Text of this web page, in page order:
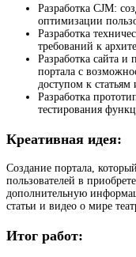
Разработка CJM:
оптимизации
Разработка
требований к
Разработка сайта и
портала с
доступом к статьям
Разработка
тестирования
Креативная идея:
Создание портала,
пользователей в
дополнительную
статьи и видео о мире
Итог работ: